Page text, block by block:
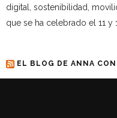
digital, sostenibilidad,
que se ha celebrado el 11 y
EL BLOG DE ANNA